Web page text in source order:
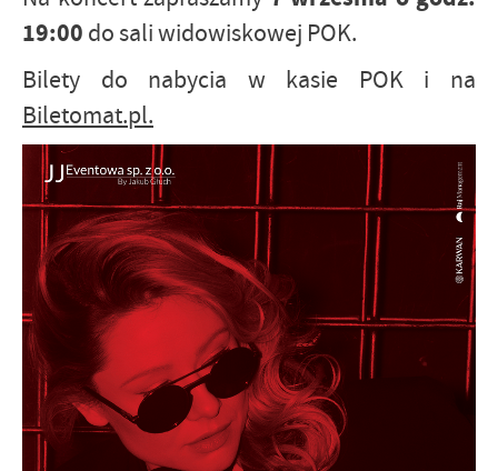
19:00 do sali widowiskowej POK.
Bilety do nabycia w kasie POK i na
Biletomat.pl.